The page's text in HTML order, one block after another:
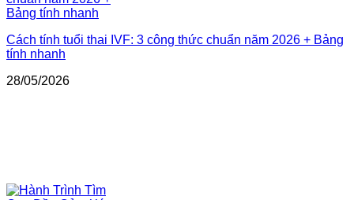
Cách tính tuổi thai IVF: 3 công thức chuẩn năm 2026 + Bảng
tính nhanh
28/05/2026